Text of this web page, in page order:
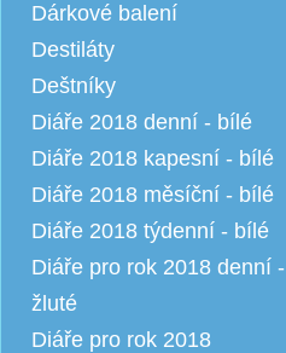
Dárkové balení
Destiláty
Deštníky
Diáře 2018 denní - bílé
Diáře 2018 kapesní - bílé
Diáře 2018 měsíční - bílé
Diáře 2018 týdenní - bílé
Diáře pro rok 2018 denní -
žluté
Diáře pro rok 2018